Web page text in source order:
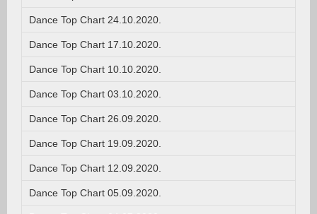
Dance Top Chart 24.10.2020.
Dance Top Chart 17.10.2020.
Dance Top Chart 10.10.2020.
Dance Top Chart 03.10.2020.
Dance Top Chart 26.09.2020.
Dance Top Chart 19.09.2020.
Dance Top Chart 12.09.2020.
Dance Top Chart 05.09.2020.